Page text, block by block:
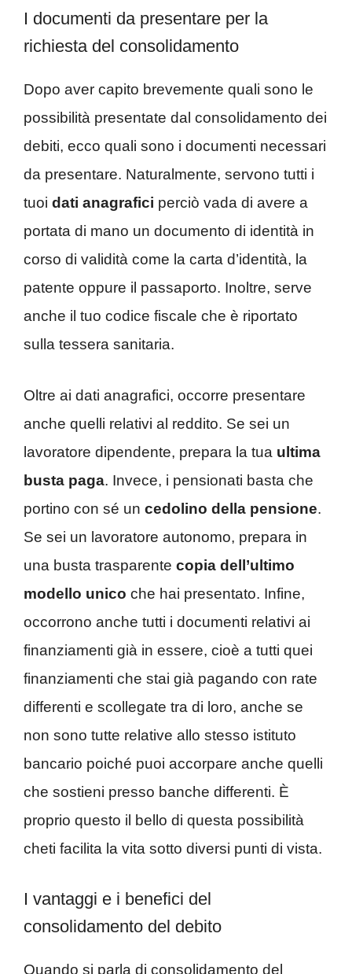
I documenti da presentare per la
richiesta del consolidamento
Dopo aver capito brevemente quali sono le
possibilità presentate dal consolidamento dei
debiti, ecco quali sono i documenti necessari
da presentare. Naturalmente, servono tutti i
tuoi dati anagrafici perciò vada di avere a
portata di mano un documento di identità in
corso di validità come la carta d’identità, la
patente oppure il passaporto. Inoltre, serve
anche il tuo codice fiscale che è riportato
sulla tessera sanitaria.
Oltre ai dati anagrafici, occorre presentare
anche quelli relativi al reddito. Se sei un
lavoratore dipendente, prepara la tua ultima
busta paga. Invece, i pensionati basta che
portino con sé un cedolino della pensione.
Se sei un lavoratore autonomo, prepara in
una busta trasparente copia dell’ultimo
modello unico che hai presentato. Infine,
occorrono anche tutti i documenti relativi ai
finanziamenti già in essere, cioè a tutti quei
finanziamenti che stai già pagando con rate
differenti e scollegate tra di loro, anche se
non sono tutte relative allo stesso istituto
bancario poiché puoi accorpare anche quelli
che sostieni presso banche differenti. È
proprio questo il bello di questa possibilità
cheti facilita la vita sotto diversi punti di vista.
I vantaggi e i benefici del
consolidamento del debito
Quando si parla di consolidamento del